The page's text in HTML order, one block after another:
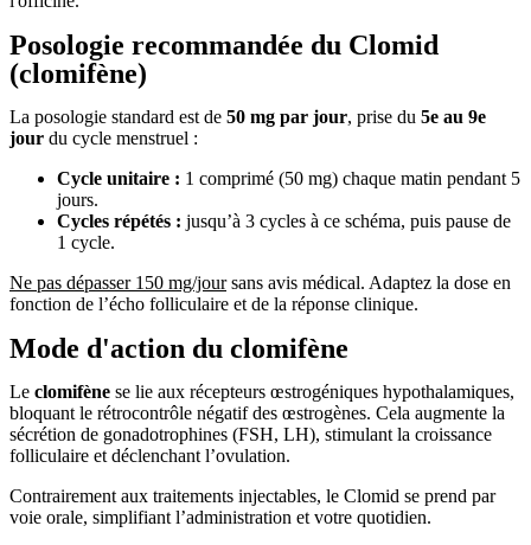
Posologie recommandée du Clomid
(clomifène)
La posologie standard est de 50 mg par jour, prise du 5e au 9e
jour du cycle menstruel :
Cycle unitaire : 1 comprimé (50 mg) chaque matin pendant 5
jours.
Cycles répétés : jusqu’à 3 cycles à ce schéma, puis pause de
1 cycle.
Ne pas dépasser 150 mg/joursans avis médical. Adaptez la dose en
fonction de l’écho folliculaire et de la réponse clinique.
Mode d'action du clomifène
Le clomifène se lie aux récepteurs œstrogéniques hypothalamiques,
bloquant le rétrocontrôle négatif des œstrogènes. Cela augmente la
sécrétion de gonadotrophines (FSH, LH), stimulant la croissance
folliculaire et déclenchant l’ovulation.
Contrairement aux traitements injectables, le Clomid se prend par
voie orale, simplifiant l’administration et votre quotidien.